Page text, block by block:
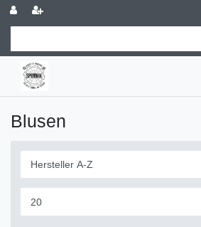
Blusen